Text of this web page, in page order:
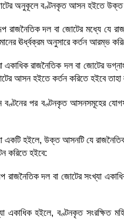
অনুকূলে বণ্টনকৃত আসন হইতে উক্ত
রাজনৈতিক দল বা জোটের মধ্যে যে
ঊর্ধ্বক্রম অনুসারে কর্তন আরম্ভ
রাজনৈতিক দল বা জোটের
আসন হইতে কর্তন করিতে হইবে তাহা
বণ্টনের পর বণ্টনকৃত আসনসমূহের
একটি হইলে, উক্ত আসনটি যে
করিতে হইবে:
রাজনৈতিক দল বা জোটের সংখ্যা
একাধিক হইলে, বণ্টনকৃত সংরক্ষিত